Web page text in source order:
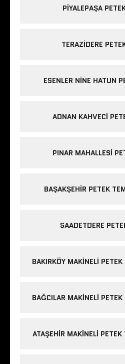
PIYALEPAŞA
TERAZIDERE
ESENLER NINE HATUN
ADNAN KAHVECI
PINAR MAHALLESI
BAŞAKŞEHIR PETEK
SAADETDERE
BAKIRKÖY MAKINELI
BAĞCILAR MAKINELI
ATAŞEHIR MAKINELI